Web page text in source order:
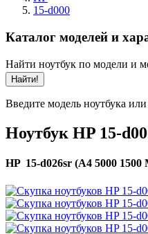
15-d000
Каталог моделей и
Найти ноутбук по модели и
Найти!
Введите модель ноутбука
Ноутбук HP 15-
HP 15-d026sr (A4 5000